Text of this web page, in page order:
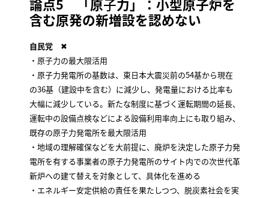
論点5 「原子力」：小型原子炉を
含む原発の新増設を認めない
自民党✖
・原子力の最大限活用
・原子力発電所の基数は、東日本大震災前の54基から現在
の36基（建設中を含む）に減少し、発電量における比率も
大幅に減少している。新たな制度に基づく運転期間の延長、
運転中の設備点検などによる設備利用率向上にも取り組み、
既存の原子力発電所を最大限活用
・地域の理解確保などを大前提に、廃炉を決定した原子力発
電所を有する事業者の原子力発電所のサイト内での次世代革
新炉への建て替えを対象として、具体化を進める
・エネルギー安定供給の責任を果たしつつ、脱炭素社会を実